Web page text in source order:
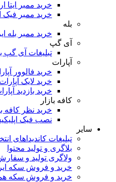
خرید ممبر ایتا
خرید ممبر فیک
بله
خرید ممبر بله
آی گپ
تبلیغات آی
آپارات
خرید فالوور
خرید لایک آپارات
خرید بازدید
کافه بازار
خرید نظر کافه
نصب فیک
سایر
تبلیغات کاندیداهای
بلاگری و تولید محتوا
ولاگری تولید و
خرید و فروش سکه
خرید و فروش سکه